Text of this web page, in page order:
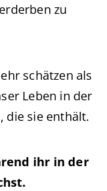
zu
schätzen als
Leben in der
die sie enthält.
ihr in der